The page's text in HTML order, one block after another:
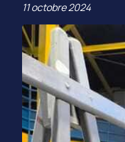
11 octobre 2024